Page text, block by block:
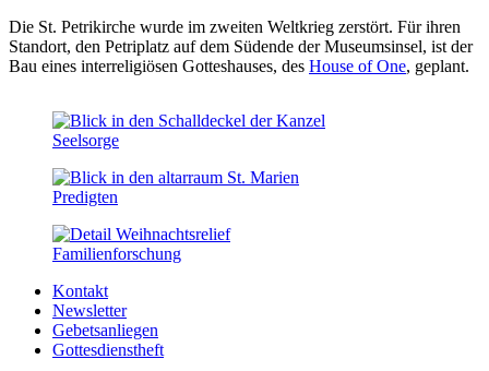
Die St. Petrikirche wurde im zweiten Weltkrieg zerstört. Für ihren
Standort, den Petriplatz auf dem Südende der Museumsinsel, ist der
Bau eines interreligiösen Gotteshauses, des House of One, geplant.
Seelsorge
Predigten
Familien­forschung
Kontakt
Newsletter
Gebetsanliegen
Gottesdienstheft